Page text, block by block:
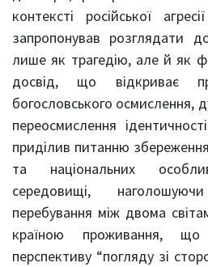
контексті російської
запропонував розглядати
лише як трагедію, але й як
досвід, що відкриває
богословського осмислення,
переосмислення
приділив питанню
та національних
середовищі,
перебування між двома
країною проживання,
перспективу “погляду зі